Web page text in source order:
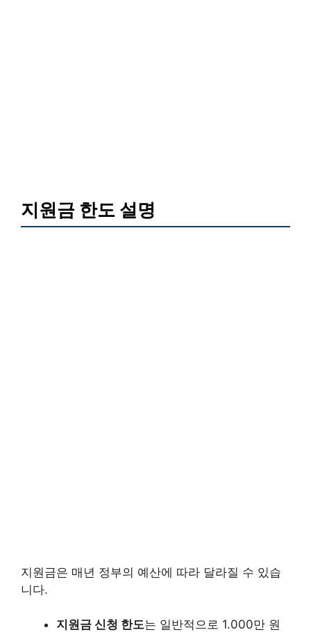
지원금 한도 설명
지원금은 매년 정부의 예산에 따라 달라질 수 있습
니다.
지원금 신청 한도는 일반적으로 1.000만 원